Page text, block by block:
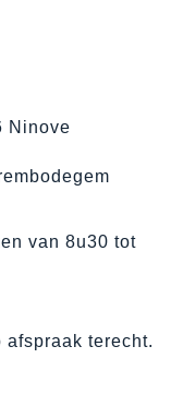
Ninove
van 8u30 tot
terecht.